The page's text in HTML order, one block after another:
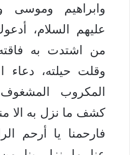
وابراهيم
عليهم السلام،
من اشتدت به
وقلت حيلته، دعاء
المكروب
كشف ما نزل به الا
فارحمنا يا أرحم